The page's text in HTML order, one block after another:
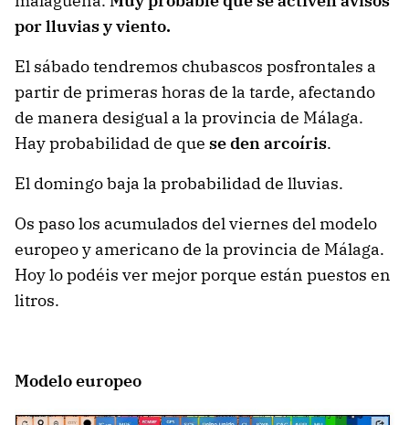
por lluvias y viento.
El sábado tendremos chubascos posfrontales a
partir de primeras horas de la tarde, afectando
de manera desigual a la provincia de Málaga.
Hay probabilidad de que se den arcoíris.
El domingo baja la probabilidad de lluvias.
Os paso los acumulados del viernes del modelo
europeo y americano de la provincia de Málaga.
Hoy lo podéis ver mejor porque están puestos en
litros.
Modelo europeo